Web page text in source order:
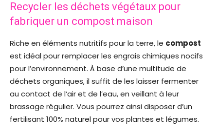
Recycler les déchets végétaux pour
fabriquer un compost maison
Riche en éléments nutritifs pour la terre, le compost
est idéal pour remplacer les engrais chimiques nocifs
pour l’environnement. À base d’une multitude de
déchets organiques, il suffit de les laisser fermenter
au contact de l’air et de l’eau, en veillant à leur
brassage régulier. Vous pourrez ainsi disposer d’un
fertilisant 100% naturel pour vos plantes et légumes.